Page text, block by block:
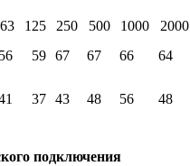
63 125 250 500 1000 2000
56 59 67 67 66 64
37 43 48 56 48
подключения